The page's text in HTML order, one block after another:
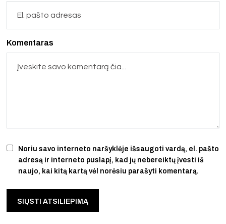
Noriu savo interneto naršyklėje išsaugoti vardą, el. pašto
adresą ir interneto puslapį, kad jų nebereiktų įvesti iš
naujo, kai kitą kartą vėl norėsiu parašyti komentarą.
Komentaras